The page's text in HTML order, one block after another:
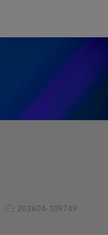
职位编号
202604-109749